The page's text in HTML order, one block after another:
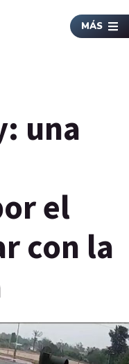
MÁS
una
el
con la